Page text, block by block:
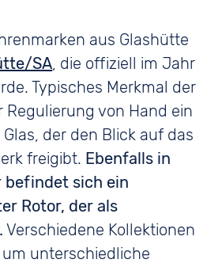
aus Glashütte
SA, die offiziell im Jahr
Typisches Merkmal der
Regulierung von Hand ein
der den Blick auf das
freigibt. Ebenfalls in
befindet sich ein
Rotor, der als
Verschiedene Kollektionen
unterschiedliche